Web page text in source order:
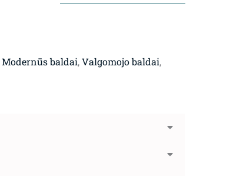
Modernūs baldai,Valgomojo baldai,